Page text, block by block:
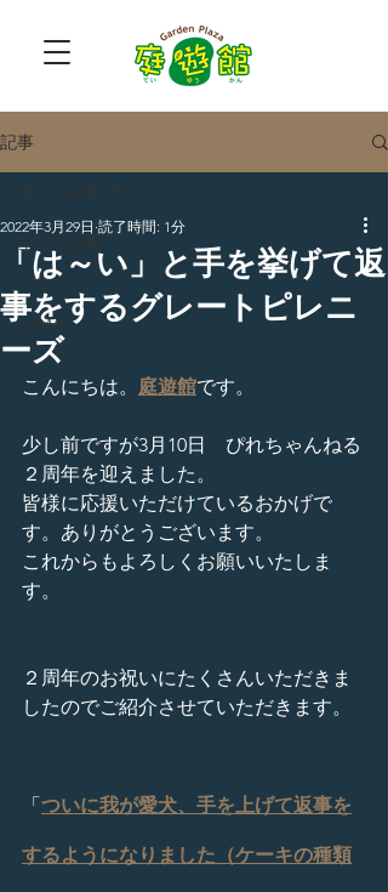
記事
全ての記事
ブログ
NEWS
「は～い」と手を挙げて返
事をするグレートピレニ
ーズ
2022年3月29日 読了時間: 1分
こんにちは。 庭遊館です。
少し前ですが3月10日　ぴれちゃんねる
２周年を迎えました。
皆様に応援いただけているおかげで
す。ありがとうございます。
これからもよろしくお願いいたしま
す。
２周年のお祝いにたくさんいただきま
したのでご紹介させていただきます。
「ついに我が愛犬、手を上げて返事を
するようになりました（ケーキの種類